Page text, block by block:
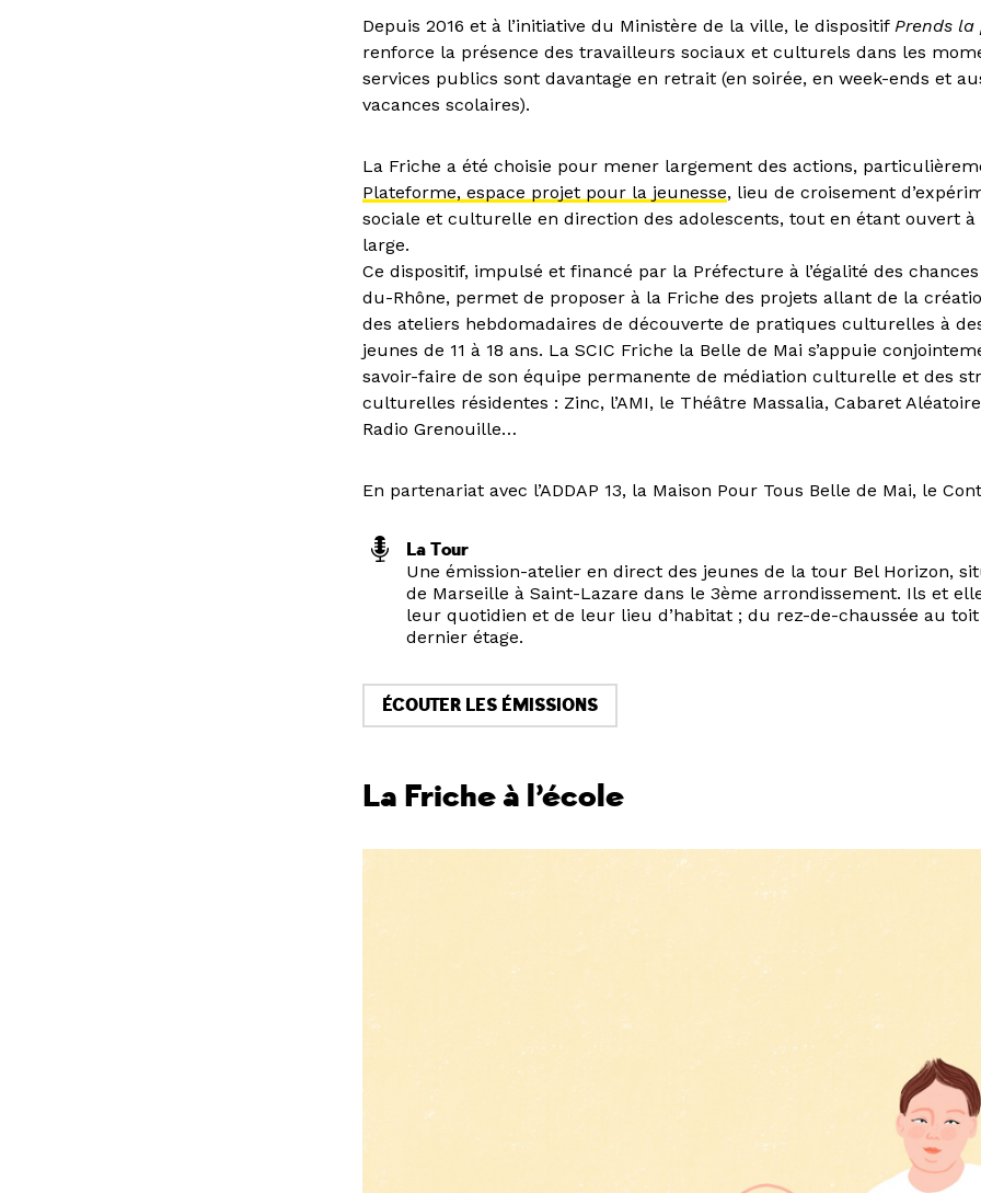
Depuis 2016 et à l’initiative du Ministère de la ville, le dispositif Prends la
renforce la présence des travailleurs sociaux et culturels dans les
services publics sont davantage en retrait (en soirée, en week-ends et
vacances scolaires).
La Friche a été choisie pour mener largement des actions,
Plateforme, espace projet pour la jeunesse, lieu de croisement
sociale et culturelle en direction des adolescents, tout en étant ouvert
large.
Ce dispositif, impulsé et financé par la Préfecture à l’égalité des
du-Rhône, permet de proposer à la Friche des projets allant de la
des ateliers hebdomadaires de découverte de pratiques culturelles à
jeunes de 11 à 18 ans. La SCIC Friche la Belle de Mai s’appuie
savoir-faire de son équipe permanente de médiation culturelle et des
culturelles résidentes : Zinc, l’AMI, le Théâtre Massalia, Cabaret
Radio Grenouille…
En partenariat avec l’ADDAP 13, la Maison Pour Tous Belle de Mai, le
La Tour
Une émission-atelier en direct des jeunes de la tour Bel Horizon,
de Marseille à Saint-Lazare dans le 3ème arrondissement. Ils et
leur quotidien et de leur lieu d’habitat ; du rez-de-chaussée au
dernier étage.
ÉCOUTER LES ÉMISSIONS
La Friche à l’école